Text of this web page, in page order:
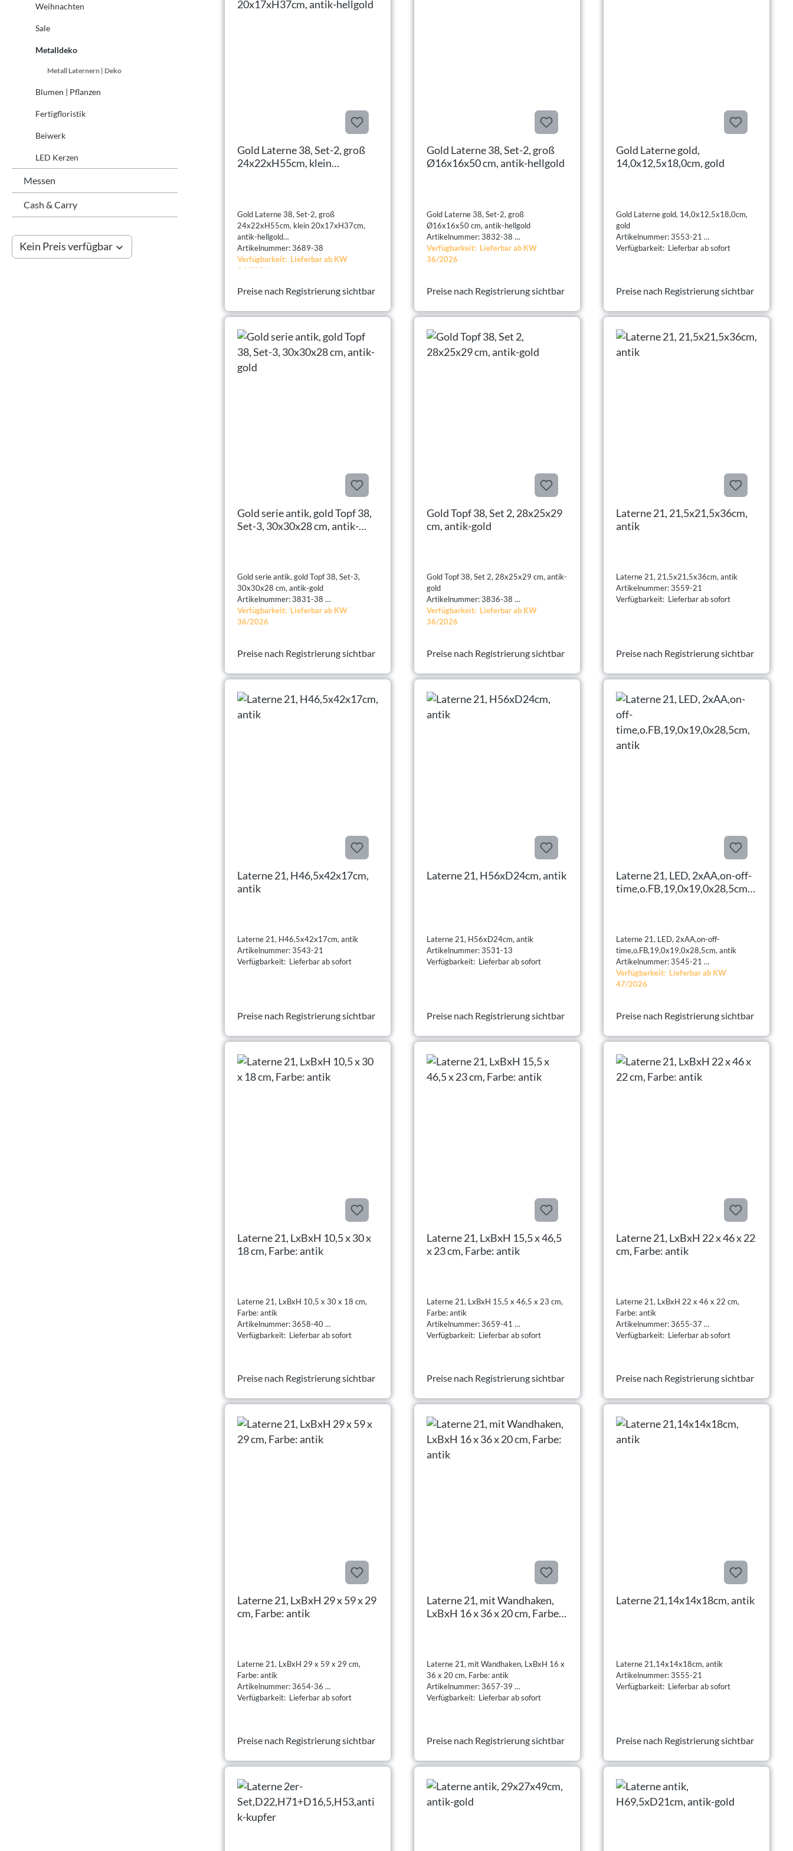
Weihnachten
Sale
Metalldeko
Metall Laternern | Deko
Blumen | Pflanzen
Fertigfloristik
Beiwerk
LED Kerzen
Messen
Cash & Carry
Kein Preis verfügbar
Gold Laterne 38, Set-2, groß
24x22xH55cm, klein
Gold Laterne 38, Set-2, groß
24x22xH55cm, klein 20x17xH37cm,
antik-hellgold
Artikelnummer: 3689-38
Verfügbarkeit: Lieferbar ab KW
36/2026
Preise nach Registrierung sichtbar
Gold Laterne 38, Set-2, groß
Ø16x16x50 cm, antik-hellgold
Gold Laterne 38, Set-2, groß
Ø16x16x50 cm, antik-hellgold
Artikelnummer: 3832-38
Verfügbarkeit: Lieferbar ab KW
36/2026
Preise nach Registrierung sichtbar
Gold Laterne gold,
14,0x12,5x18,0cm, gold
Gold Laterne gold, 14,0x12,5x18,0cm,
gold
Artikelnummer: 3553-21
Verfügbarkeit: Lieferbar ab sofort
Preise nach Registrierung sichtbar
Gold serie antik, gold Topf 38,
Set-3, 30x30x28 cm, antik-
Gold serie antik, gold Topf 38, Set-3,
30x30x28 cm, antik-gold
Artikelnummer: 3831-38
Verfügbarkeit: Lieferbar ab KW
36/2026
Preise nach Registrierung sichtbar
Gold Topf 38, Set 2, 28x25x29
cm, antik-gold
Gold Topf 38, Set 2, 28x25x29 cm, antik-
gold
Artikelnummer: 3836-38
Verfügbarkeit: Lieferbar ab KW
36/2026
Preise nach Registrierung sichtbar
Laterne 21, 21,5x21,5x36cm,
antik
Laterne 21, 21,5x21,5x36cm, antik
Artikelnummer: 3559-21
Verfügbarkeit: Lieferbar ab sofort
Preise nach Registrierung sichtbar
Laterne 21, H46,5x42x17cm,
antik
Laterne 21, H46,5x42x17cm, antik
Artikelnummer: 3543-21
Verfügbarkeit: Lieferbar ab sofort
Preise nach Registrierung sichtbar
Laterne 21, H56xD24cm, antik
Laterne 21, H56xD24cm, antik
Artikelnummer: 3531-13
Verfügbarkeit: Lieferbar ab sofort
Preise nach Registrierung sichtbar
Laterne 21, LED, 2xAA,on-off-
time,o.FB,19,0x19,0x28,5cm,
Laterne 21, LED, 2xAA,on-off-
time,o.FB,19,0x19,0x28,5cm, antik
Artikelnummer: 3545-21
Verfügbarkeit: Lieferbar ab KW
47/2026
Preise nach Registrierung sichtbar
Laterne 21, LxBxH 10,5 x 30 x
18 cm, Farbe: antik
Laterne 21, LxBxH 10,5 x 30 x 18 cm,
Farbe: antik
Artikelnummer: 3658-40
Verfügbarkeit: Lieferbar ab sofort
Preise nach Registrierung sichtbar
Laterne 21, LxBxH 15,5 x 46,5
x 23 cm, Farbe: antik
Laterne 21, LxBxH 15,5 x 46,5 x 23 cm,
Farbe: antik
Artikelnummer: 3659-41
Verfügbarkeit: Lieferbar ab sofort
Preise nach Registrierung sichtbar
Laterne 21, LxBxH 22 x 46 x 22
cm, Farbe: antik
Laterne 21, LxBxH 22 x 46 x 22 cm,
Farbe: antik
Artikelnummer: 3655-37
Verfügbarkeit: Lieferbar ab sofort
Preise nach Registrierung sichtbar
Laterne 21, LxBxH 29 x 59 x 29
cm, Farbe: antik
Laterne 21, LxBxH 29 x 59 x 29 cm,
Farbe: antik
Artikelnummer: 3654-36
Verfügbarkeit: Lieferbar ab sofort
Preise nach Registrierung sichtbar
Laterne 21, mit Wandhaken,
LxBxH 16 x 36 x 20 cm, Farbe:
Laterne 21, mit Wandhaken, LxBxH 16 x
36 x 20 cm, Farbe: antik
Artikelnummer: 3657-39
Verfügbarkeit: Lieferbar ab sofort
Preise nach Registrierung sichtbar
Laterne 21,14x14x18cm, antik
Laterne 21,14x14x18cm, antik
Artikelnummer: 3555-21
Verfügbarkeit: Lieferbar ab sofort
Preise nach Registrierung sichtbar